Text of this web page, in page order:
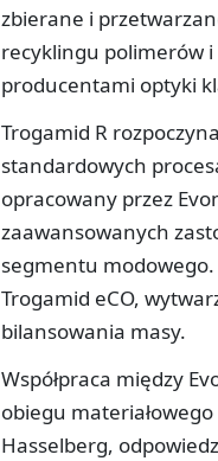
zbierane i
recyklingu polimerów i
producentami optyki
Trogamid R
standardowych
opracowany przez
zaawansowanych
segmentu
Trogamid eCO,
bilansowania masy.
Współpraca między
obiegu
Hasselberg,